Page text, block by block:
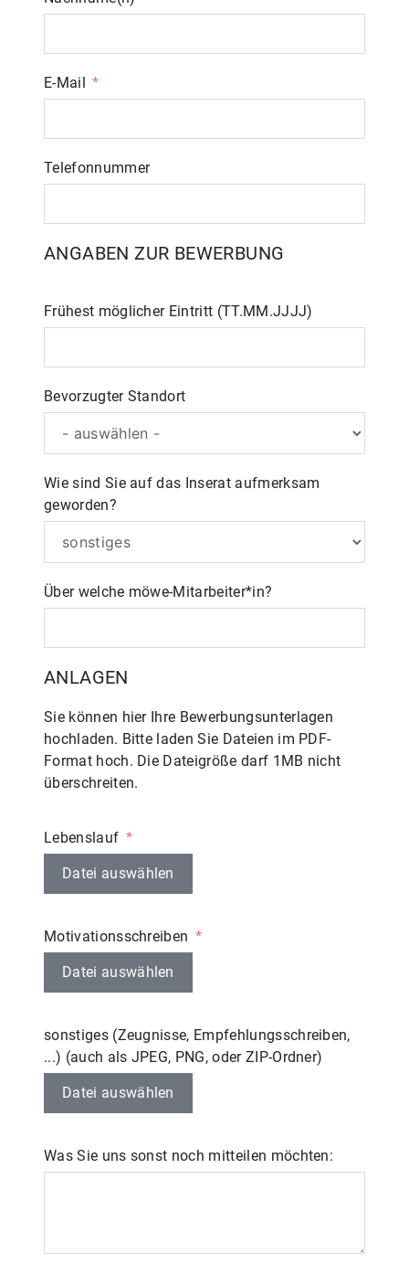
E-Mail
Telefonnummer
ANGABEN ZUR BEWERBUNG
Frühest möglicher Eintritt (TT.MM.JJJJ)
Bevorzugter Standort
Wie sind Sie auf das Inserat aufmerksam
geworden?
Über welche möwe-Mitarbeiter*in?
ANLAGEN
Sie können hier Ihre Bewerbungsunterlagen
hochladen. Bitte laden Sie Dateien im PDF-
Format hoch. Die Dateigröße darf 1MB nicht
überschreiten.
Lebenslauf
Datei auswählen
Motivationsschreiben
Datei auswählen
sonstiges (Zeugnisse, Empfehlungsschreiben,
...) (auch als JPEG, PNG, oder ZIP-Ordner)
Datei auswählen
Was Sie uns sonst noch mitteilen möchten: